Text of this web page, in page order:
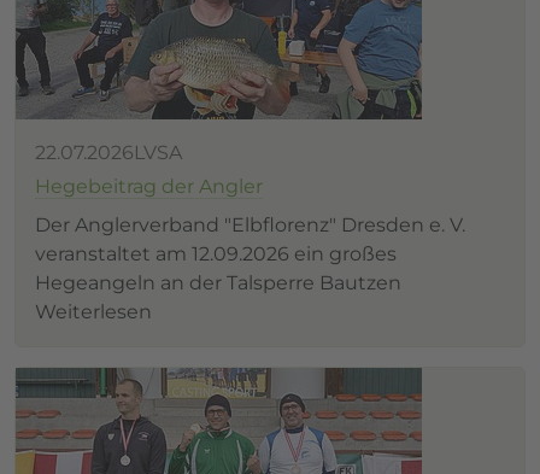
22.07.2026LVSA
Hegebeitrag der Angler
Der Anglerverband "Elbflorenz" Dresden e. V.
veranstaltet am 12.09.2026 ein großes
Hegeangeln an der Talsperre Bautzen
Weiterlesen